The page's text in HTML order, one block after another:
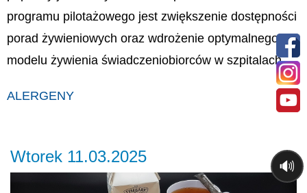
programu pilotażowego jest zwiększenie dostępności
porad żywieniowych oraz wdrożenie optymalnego
modelu żywienia świadczeniobiorców w szpitalach.
ALERGENY
Wtorek 11.03.2025
🔊